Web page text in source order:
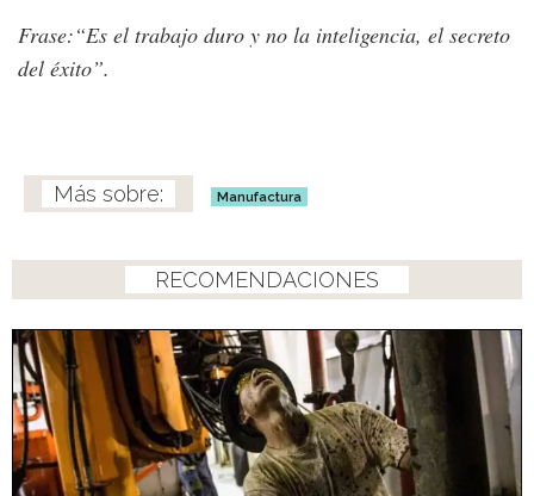
Frase:“Es el trabajo duro y no la inteligencia, el secreto
del éxito”.
Manufactura
RECOMENDACIONES